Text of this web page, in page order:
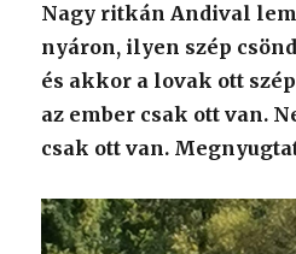
Nagy ritkán Andival
nyáron, ilyen szép
és akkor a lovak ott
az ember csak ott van.
csak ott van.